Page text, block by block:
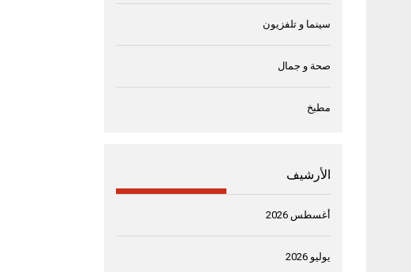
سينما و تلفزيون
صحة و جمال
مطبخ
الأرشيف
أغسطس 2026
يوليو 2026